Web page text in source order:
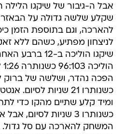
אבל ה-גיבור של שיקגו הלילה
שקלע שלשה גדולה על
להארכה, וגם בתוספת הזמן
לניצחון מפתיע, כשהם ללא זאק
כשנותרו 21 שניות
כשנותרו 3 שניות
המשחק להארכה עם סל